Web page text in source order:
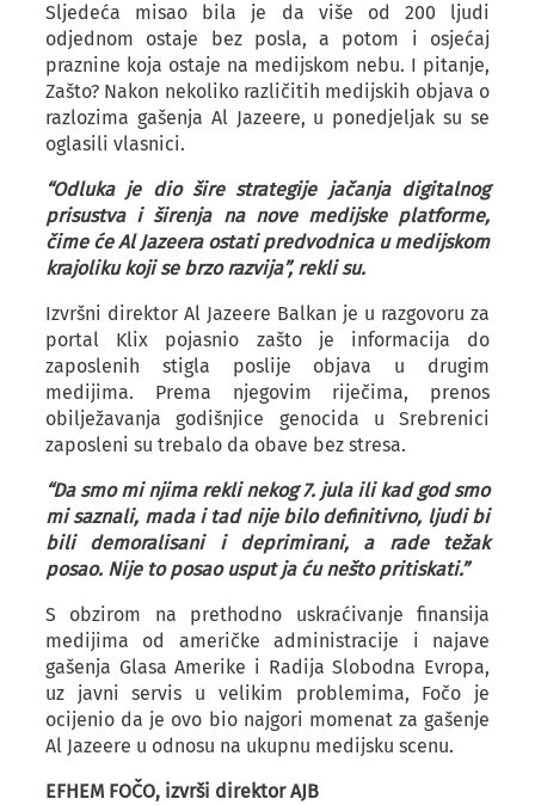
Sljedeća misao bila je da više od 200 ljudi
odjednom ostaje bez posla, a potom i osjećaj
praznine koja ostaje na medijskom nebu. I pitanje,
Zašto? Nakon nekoliko različitih medijskih objava o
razlozima gašenja Al Jazeere, u ponedjeljak su se
oglasili vlasnici.
“Odluka je dio šire strategije jačanja digitalnog
prisustva i širenja na nove medijske platforme,
čime će Al Jazeera ostati predvodnica u medijskom
krajoliku koji se brzo razvija”, rekli su.
Izvršni direktor Al Jazeere Balkan je u razgovoru za
portal Klix pojasnio zašto je informacija do
zaposlenih stigla poslije objava u drugim
medijima. Prema njegovim riječima, prenos
obilježavanja godišnjice genocida u Srebrenici
zaposleni su trebalo da obave bez stresa.
“Da smo mi njima rekli nekog 7. jula ili kad god smo
mi saznali, mada i tad nije bilo definitivno, ljudi bi
bili demoralisani i deprimirani, a rade težak
posao. Nije to posao usput ja ću nešto pritiskati.”
S obzirom na prethodno uskraćivanje finansija
medijima od američke administracije i najave
gašenja Glasa Amerike i Radija Slobodna Evropa,
uz javni servis u velikim problemima, Fočo je
ocijenio da je ovo bio najgori momenat za gašenje
Al Jazeere u odnosu na ukupnu medijsku scenu.
ЕFHEM FOČO, izvrši direktor AJB